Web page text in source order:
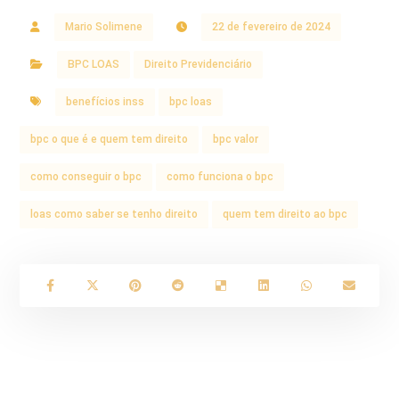
Mario Solimene 22 de fevereiro de 2024
BPC LOAS Direito Previdenciário
benefícios inss bpc loas
bpc o que é e quem tem direito bpc valor
como conseguir o bpc como funciona o bpc
loas como saber se tenho direito quem tem direito ao bpc